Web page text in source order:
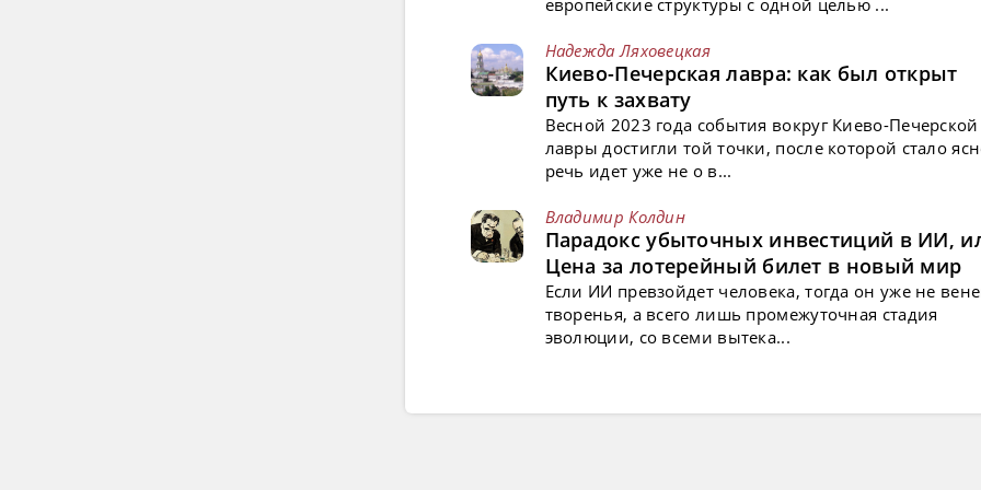
Надежда Ляховецкая
Киево-Печерская лавра: как был открыт
путь к захвату
Весной 2023 года события вокруг Киево-Печерской
лавры достигли той точки, после которой стало
речь идет уже не о в...
Владимир Колдин
Парадокс убыточных инвестиций в ИИ,
Цена за лотерейный билет в новый мир
Если ИИ превзойдет человека, тогда он уже не
творенья, а всего лишь промежуточная стадия
эволюции, со всеми вытека...